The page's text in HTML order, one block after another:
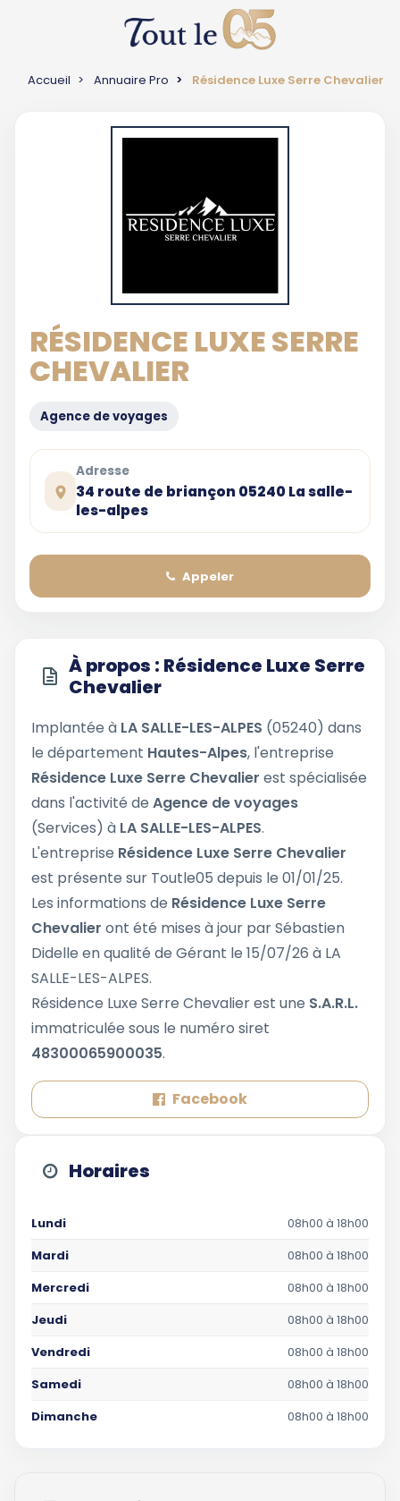
Accueil Annuaire Pro Résidence Luxe Serre Chevalier
RÉSIDENCE LUXE SERRE
CHEVALIER
Agence de voyages
Adresse
34 route de briançon 05240 La salle-
les-alpes
Appeler
À propos : Résidence Luxe Serre
Chevalier
Implantée à LA SALLE-LES-ALPES (05240) dans
le département Hautes-Alpes, l'entreprise
Résidence Luxe Serre Chevalier est spécialisée
dans l'activité de Agence de voyages
(Services) à LA SALLE-LES-ALPES.
L'entreprise Résidence Luxe Serre Chevalier
est présente sur Toutle05 depuis le 01/01/25.
Les informations de Résidence Luxe Serre
Chevalier ont été mises à jour par Sébastien
Didelle en qualité de Gérant le 15/07/26 à LA
SALLE-LES-ALPES.
Résidence Luxe Serre Chevalier est une S.A.R.L.
immatriculée sous le numéro siret
48300065900035.
Facebook
Horaires
Lundi
08h00 à 18h00
Mardi
08h00 à 18h00
Mercredi
08h00 à 18h00
Jeudi
08h00 à 18h00
Vendredi
08h00 à 18h00
Samedi
08h00 à 18h00
Dimanche
08h00 à 18h00